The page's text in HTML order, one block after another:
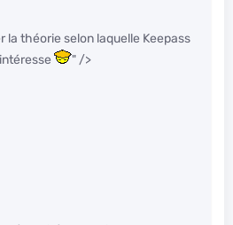
la théorie selon laquelle Keepass
" />